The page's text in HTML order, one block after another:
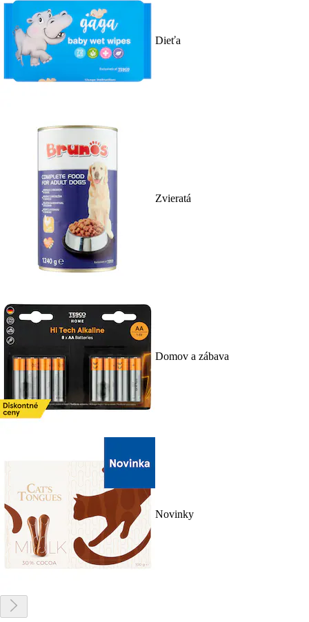
Dieťa
Zvieratá
Domov a zábava
Novinky